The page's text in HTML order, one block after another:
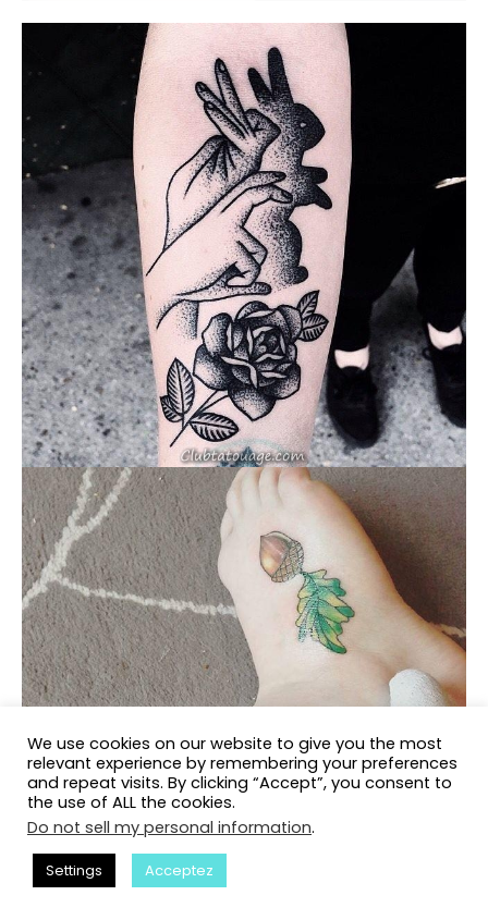
We use cookies on our website to give you the most
relevant experience by remembering your preferences
and repeat visits. By clicking “Accept”, you consent to
the use of ALL the cookies.
Do not sell my personal information.
Settings Acceptez